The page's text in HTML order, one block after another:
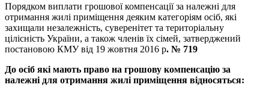
Порядком виплати грошової компенсації за належні для
отримання жилі приміщення деяким категоріям осіб, які
захищали незалежність, суверенітет та територіальну
цілісність України, а також членів їх сімей, затверджений
постановою КМУ від 19 жовтня 2016 р. № 719
До осіб які мають право на грошову компенсацію за
належні для отримання жилі приміщення відносяться: